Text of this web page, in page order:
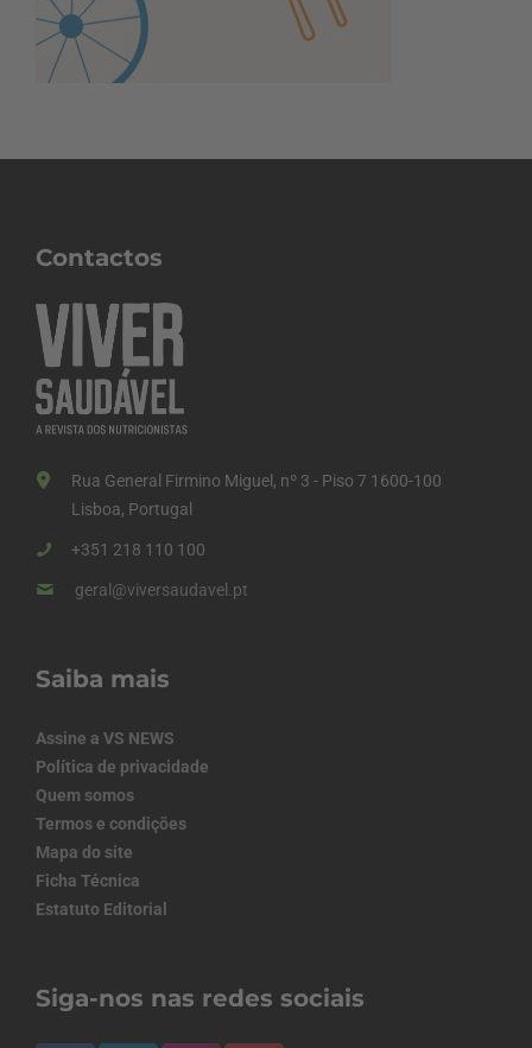
Contactos
Rua General Firmino Miguel, nº 3 - Piso 7 1600-100
Lisboa, Portugal
+351 218 110 100
geral@viversaudavel.pt
Saiba mais
Assine a VS NEWS
Política de privacidade
Quem somos
Termos e condições
Mapa do site
Ficha Técnica
Estatuto Editorial
Siga-nos nas redes sociais